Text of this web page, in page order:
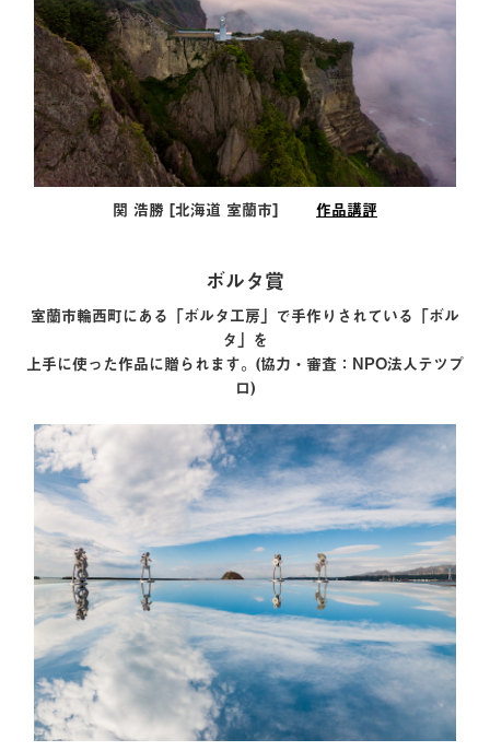
関 浩勝 [北海道 室蘭市] 作品講評
ボルタ賞
室蘭市輪西町にある「ボルタ工房」で手作りされている「ボル
タ」を
上手に使った作品に贈られます。(協力・審査：NPO法人テツプ
ロ)